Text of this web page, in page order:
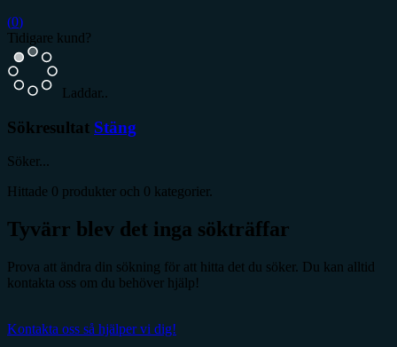
(0)
Tidigare kund?
Laddar..
Sökresultat Stäng
Söker...
Hittade 0 produkter och 0 kategorier.
Tyvärr blev det inga sökträffar
Prova att ändra din sökning för att hitta det du söker. Du kan alltid
kontakta oss om du behöver hjälp!
Kontakta oss så hjälper vi dig!